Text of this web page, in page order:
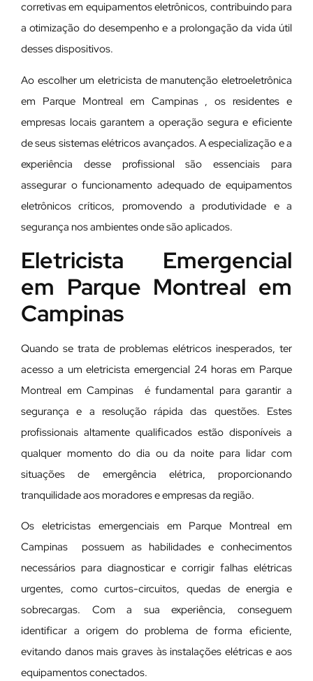
corretivas em equipamentos eletrônicos, contribuindo para
a otimização do desempenho e a prolongação da vida útil
desses dispositivos.
Ao escolher um eletricista de manutenção eletroeletrônica
em Parque Montreal em Campinas , os residentes e
empresas locais garantem a operação segura e eficiente
de seus sistemas elétricos avançados. A especialização e a
experiência desse profissional são essenciais para
assegurar o funcionamento adequado de equipamentos
eletrônicos críticos, promovendo a produtividade e a
segurança nos ambientes onde são aplicados.
Eletricista Emergencial
em Parque Montreal em
Campinas
Quando se trata de problemas elétricos inesperados, ter
acesso a um eletricista emergencial 24 horas em Parque
Montreal em Campinas é fundamental para garantir a
segurança e a resolução rápida das questões. Estes
profissionais altamente qualificados estão disponíveis a
qualquer momento do dia ou da noite para lidar com
situações de emergência elétrica, proporcionando
tranquilidade aos moradores e empresas da região.
Os eletricistas emergenciais em Parque Montreal em
Campinas possuem as habilidades e conhecimentos
necessários para diagnosticar e corrigir falhas elétricas
urgentes, como curtos-circuitos, quedas de energia e
sobrecargas. Com a sua experiência, conseguem
identificar a origem do problema de forma eficiente,
evitando danos mais graves às instalações elétricas e aos
equipamentos conectados.